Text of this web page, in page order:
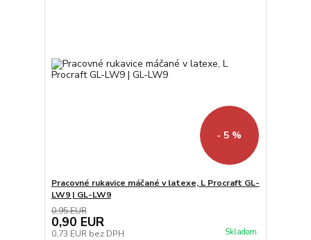
- 5 %
Pracovné rukavice máčané v latexe, L Procraft GL-
LW9 | GL-LW9
0,95 EUR
0,90 EUR
0,73 EUR bez DPH Skladom